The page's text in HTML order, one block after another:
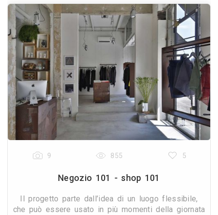
9 855 5
Negozio 101 - shop 101
Il progetto parte dall’idea di un luogo flessibile,
che può essere usato in più momenti della giornata